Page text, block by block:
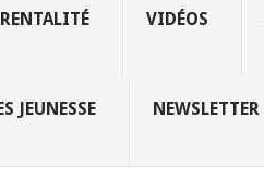
VIDÉOS
JEUNESSE NEWSLETTER